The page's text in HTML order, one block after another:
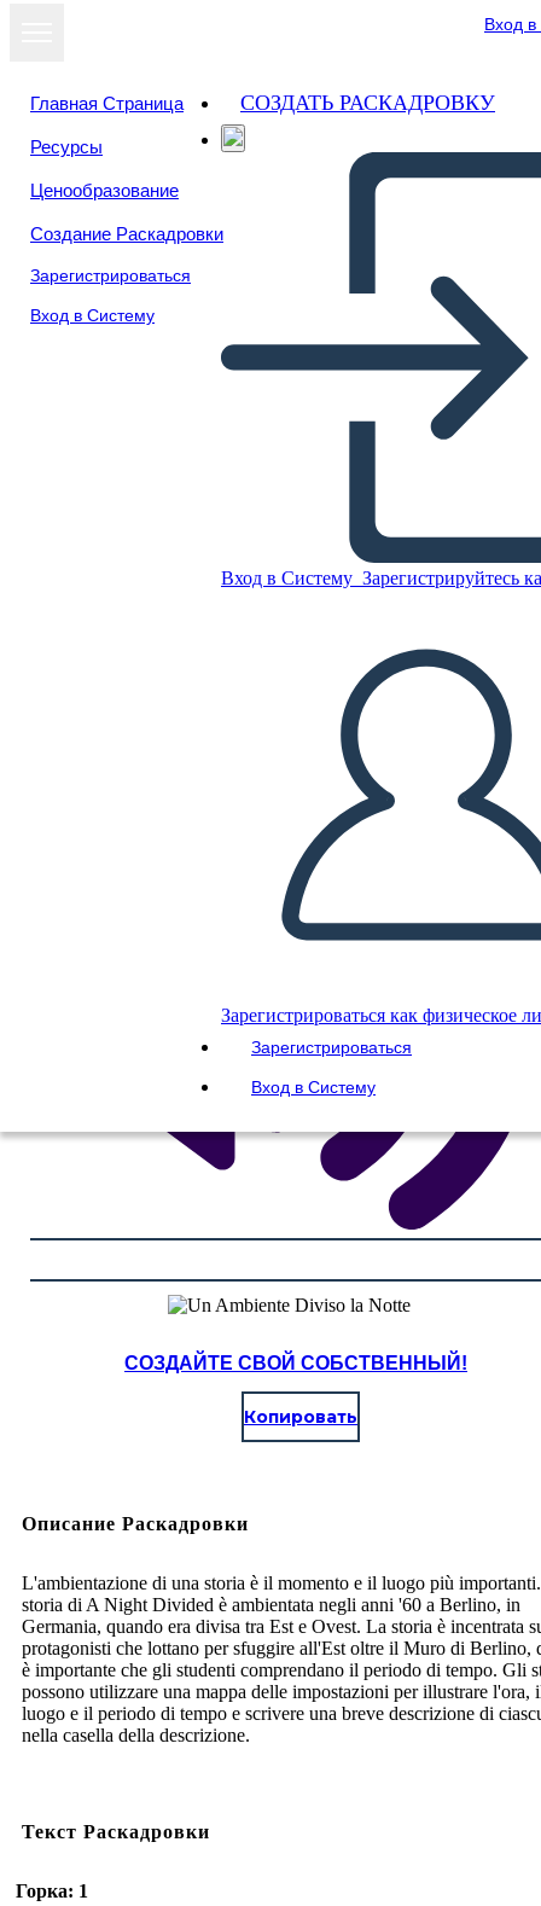
Вход
Главная Страница
Ресурсы
Ценообразование
Создание Раскадровки
Зарегистрироваться
Вход в Систему
СОЗДАТЬ РАСКАДРОВКУ
Вход в Систему Зарегистрируйтесь
Зарегистрироваться как физическое
Зарегистрироваться
Вход в Систему
ВОСПРОИЗВЕСТИ СЛАЙД-ШОУ
ПОЧИТАЙ МНЕ
СОЗДАЙТЕ СВОЙ СОБСТВЕННЫЙ!
Копировать
Описание Раскадровки
L'ambientazione di una storia è il momento e il luogo più
storia di A Night Divided è ambientata negli anni '60 a Berlino, in
Germania, quando era divisa tra Est e Ovest. La storia è incentrata
protagonisti che lottano per sfuggire all'Est oltre il Muro di Berlino,
è importante che gli studenti comprendano il periodo di tempo. Gli
possono utilizzare una mappa delle impostazioni per illustrare l'ora,
luogo e il periodo di tempo e scrivere una breve descrizione di
nella casella della descrizione.
Текст Раскадровки
Горка: 1